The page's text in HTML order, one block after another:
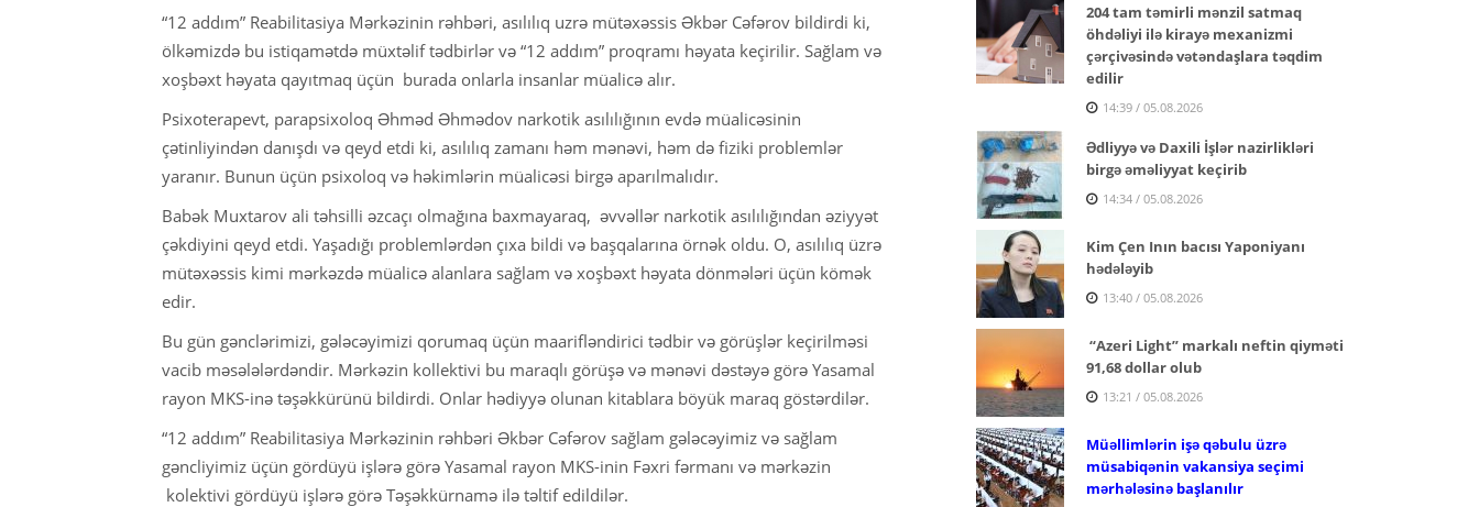
“12 addım” Reabilitasiya Mərkəzinin rəhbəri, asılılıq uzrə mütəxəssis Əkbər Cəfərov bildirdi ki,
ölkəmizdə bu istiqamətdə müxtəlif tədbirlər və “12 addım” proqramı həyata keçirilir. Sağlam və
xoşbəxt həyata qayıtmaq üçün burada onlarla insanlar müalicə alır.
Psixoterapevt, parapsixoloq Əhməd Əhmədov narkotik asılılığının evdə müalicəsinin
çətinliyindən danışdı və qeyd etdi ki, asılılıq zamanı həm mənəvi, həm də fiziki problemlər
yaranır. Bunun üçün psixoloq və həkimlərin müalicəsi birgə aparılmalıdır.
Babək Muxtarov ali təhsilli əzcaçı olmağına baxmayaraq, əvvəllər narkotik asılılığından əziyyət
çəkdiyini qeyd etdi. Yaşadığı problemlərdən çıxa bildi və başqalarına örnək oldu. O, asılılıq üzrə
mütəxəssis kimi mərkəzdə müalicə alanlara sağlam və xoşbəxt həyata dönmələri üçün kömək
edir.
Bu gün gənclərimizi, gələcəyimizi qorumaq üçün maarifləndirici tədbir və görüşlər keçirilməsi
vacib məsələlərdəndir. Mərkəzin kollektivi bu maraqlı görüşə və mənəvi dəstəyə görə Yasamal
rayon MKS-inə təşəkkürünü bildirdi. Onlar hədiyyə olunan kitablara böyük maraq göstərdilər.
“12 addım” Reabilitasiya Mərkəzinin rəhbəri Əkbər Cəfərov sağlam gələcəyimiz və sağlam
gəncliyimiz üçün gördüyü işlərə görə Yasamal rayon MKS-inin Fəxri fərmanı və mərkəzin
kolektivi gördüyü işlərə görə Təşəkkürnamə ilə təltif edildilər.
204 tam təmirli mənzil satmaq
öhdəliyi ilə kirayə mexanizmi
çərçivəsində vətəndaşlara təqdim
edilir
14:39 / 05.08.2026
Ədliyyə və Daxili İşlər nazirlikləri
birgə əməliyyat keçirib
14:34 / 05.08.2026
Kim Çen Inın bacısı Yaponiyanı
hədələyib
13:40 / 05.08.2026
“Azeri Light” markalı neftin qiyməti
91,68 dollar olub
13:21 / 05.08.2026
Müəllimlərin işə qəbulu üzrə
müsabiqənin vakansiya seçimi
mərhələsinə başlanılır